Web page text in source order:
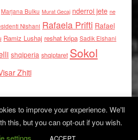
Marjana Bulku Murat Gecaj nderroi jete ne
Nishani Rafaela Prifti Rafael
Ramiz Lushaj reshat kripa Sadik Elshani
shqiperia shqiptaret Sokol
Zhiti
Log in
to improve your experience. We'll
this, but you can opt-out if you wish.
settings